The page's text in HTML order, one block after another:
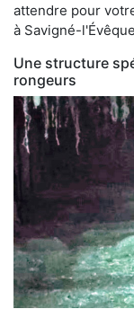
attendre pour
à Savigné-
Une structure
rongeurs